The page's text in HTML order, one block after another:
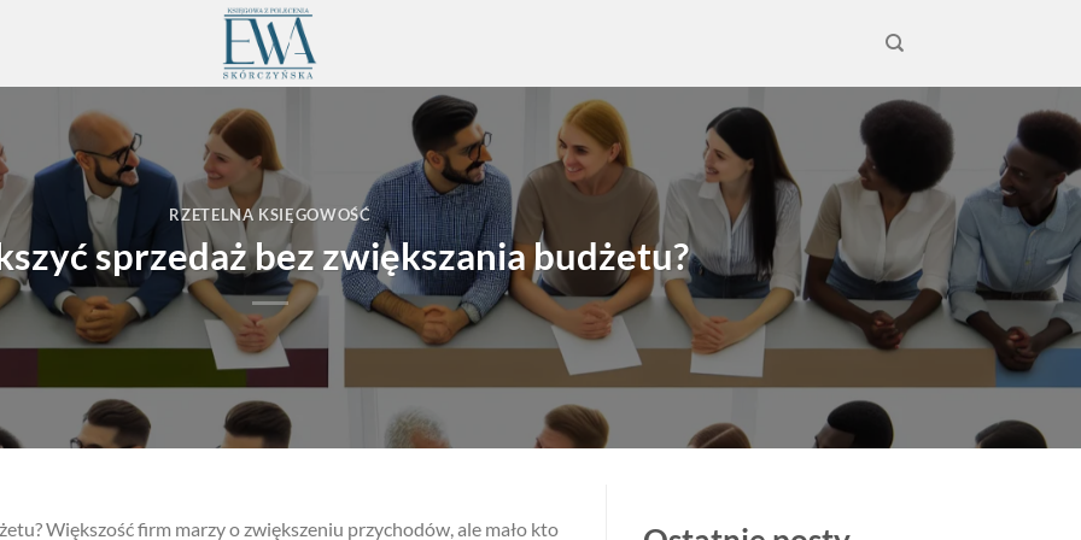
RZETELNA KSIĘGOWOŚĆ
sprzedaż bez zwiększania budżetu?
Większość firm marzy o zwiększeniu przychodów, ale mało kto